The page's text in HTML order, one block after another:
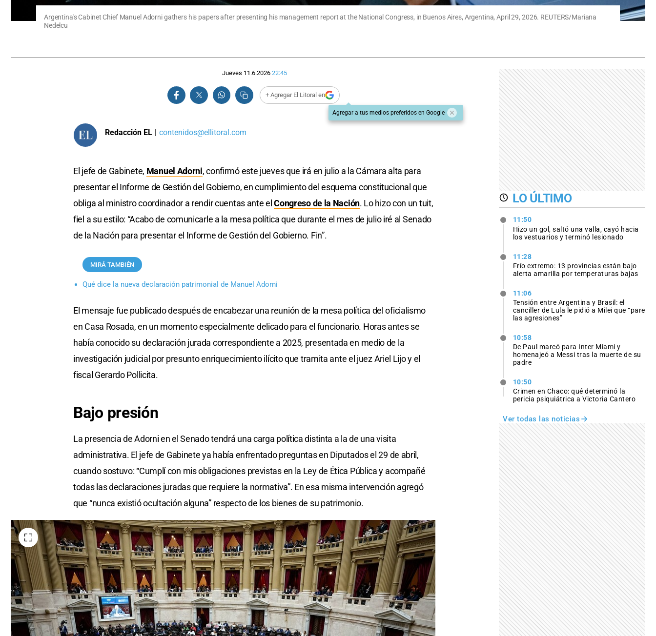
Argentina's Cabinet Chief Manuel Adorni gathers his papers after presenting his management report at the National Congress, in Buenos Aires, Argentina, April 29, 2026. REUTERS/Mariana
Nedelcu
Jueves 11.6.2026 22:45
+ Agregar El Litoral en
Agregar a tus medios preferidos en Google
Redacción EL | contenidos@ellitoral.com
El jefe de Gabinete, Manuel Adorni, confirmó este jueves que irá en julio a la Cámara alta para
presentar el Informe de Gestión del Gobierno, en cumplimiento del esquema constitucional que
obliga al ministro coordinador a rendir cuentas ante elCongreso de la Nación. Lo hizo con un tuit,
fiel a su estilo: “Acabo de comunicarle a la mesa política que durante el mes de julio iré al Senado
de la Nación para presentar el Informe de Gestión del Gobierno. Fin”.
MIRÁ TAMBIÉN
Qué dice la nueva declaración patrimonial de Manuel Adorni
El mensaje fue publicado después de encabezar una reunión de la mesa política del oficialismo
en Casa Rosada, en un momento especialmente delicado para el funcionario. Horas antes se
había conocido su declaración jurada correspondiente a 2025, presentada en medio de la
investigación judicial por presunto enriquecimiento ilícito que tramita ante el juez Ariel Lijo y el
fiscal Gerardo Pollicita.
Bajo presión
La presencia de Adorni en el Senado tendrá una carga política distinta a la de una visita
administrativa. El jefe de Gabinete ya había enfrentado preguntas en Diputados el 29 de abril,
cuando sostuvo: “Cumplí con mis obligaciones previstas en la Ley de Ética Pública y acompañé
todas las declaraciones juradas que requiere la normativa”. En esa misma intervención agregó
que “nunca existió ocultación alguna” respecto de los bienes de su patrimonio.
LO ÚLTIMO
11:50
Hizo un gol, saltó una valla, cayó hacia
los vestuarios y terminó lesionado
11:28
Frío extremo: 13 provincias están bajo
alerta amarilla por temperaturas bajas
11:06
Tensión entre Argentina y Brasil: el
canciller de Lula le pidió a Milei que “pare
las agresiones”
10:58
De Paul marcó para Inter Miami y
homenajeó a Messi tras la muerte de su
padre
10:50
Crimen en Chaco: qué determinó la
pericia psiquiátrica a Victoria Cantero
Ver todas las noticias